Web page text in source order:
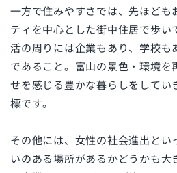
一方で住みやすさでは、先ほども
ティを中心とした街中住居で歩い
活の周りには企業もあり、学校も
であること。富山の景色・環境を
せを感じる豊かな暮らしをしてい
標です。
その他には、女性の社会進出とい
いのある場所があるかどうかも大